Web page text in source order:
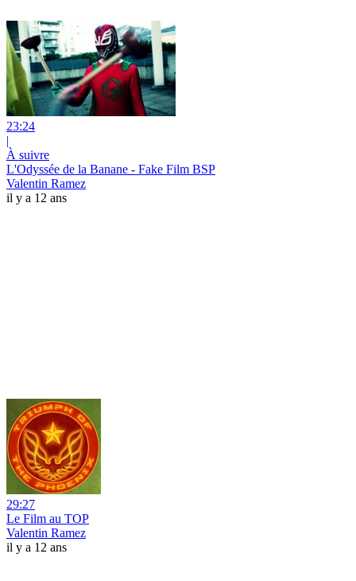
23:24
|
À suivre
L'Odyssée de la Banane - Fake Film BSP
Valentin Ramez
il y a 12 ans
29:27
Le Film au TOP
Valentin Ramez
il y a 12 ans